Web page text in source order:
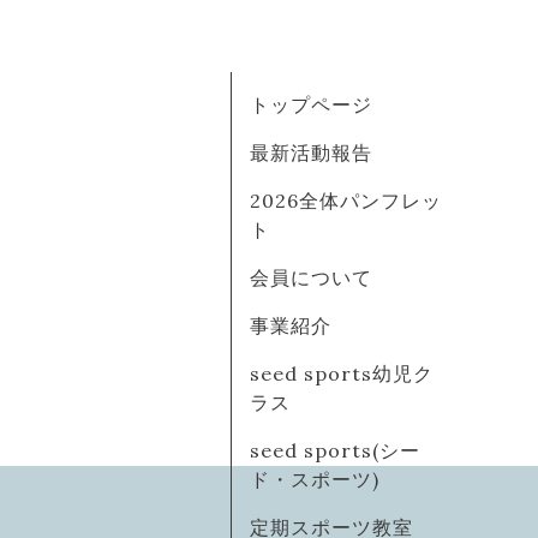
トップページ
最新活動報告
2026全体パンフレッ
ト
会員について
事業紹介
seed sports幼児ク
ラス
seed sports(シー
ド・スポーツ)
定期スポーツ教室